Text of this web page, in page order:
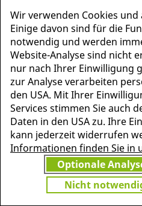
MEHR INFORMATIONEN
ZU PSCHYREMBEL
Wir verwenden Cookies
Einige davon sind für die
notwendig und werden
Website-Analyse sind nicht
nur nach Ihrer Einwilligung
zur Analyse verarbeiten
den USA. Mit Ihrer
Services stimmen Sie auch
Daten in den USA zu. Ihre
kann jederzeit widerrufen
Informationen finden Sie in
Optionale
Nicht